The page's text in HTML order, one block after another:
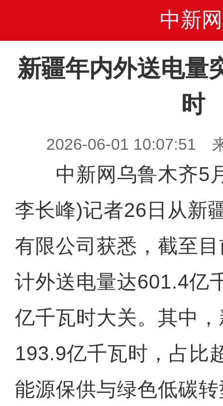
中新网
新疆年内外送电量
时
2026-06-01 10:07:51
中新网乌鲁木齐5
李长峰)记者26日从新
有限公司获悉，截至
计外送电量达601.4亿
亿千瓦时大关。其中
193.9亿千瓦时，占比
能源保供与绿色低碳